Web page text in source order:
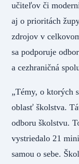
učiteľov či
aj o prioritách
zdrojov v
sa podporuje
a cezhraničná
„Témy, o ktorých
oblasť školstva.
odboru školstvu.
vystriedalo 21
samou o sebe.